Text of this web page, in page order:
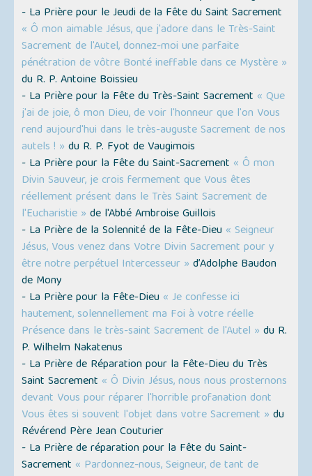
- La Prière pour le Jeudi de la Fête du Saint Sacrement
« Ô mon aimable Jésus, que j'adore dans le Très-Saint
Sacrement de l'Autel, donnez-moi une parfaite
pénétration de vôtre Bonté ineffable dans ce Mystère »
du R. P. Antoine Boissieu
- La Prière pour la Fête du Très-Saint Sacrement « Que
j'ai de joie, ô mon Dieu, de voir l'honneur que l'on Vous
rend aujourd'hui dans le très-auguste Sacrement de nos
autels ! » du R. P. Fyot de Vaugimois
- La Prière pour la Fête du Saint-Sacrement « Ô mon
Divin Sauveur, je crois fermement que Vous êtes
réellement présent dans le Très Saint Sacrement de
l'Eucharistie » de l'Abbé Ambroise Guillois
- La Prière de la Solennité de la Fête-Dieu « Seigneur
Jésus, Vous venez dans Votre Divin Sacrement pour y
être notre perpétuel Intercesseur » d’Adolphe Baudon
de Mony
- La Prière pour la Fête-Dieu « Je confesse ici
hautement, solennellement ma Foi à votre réelle
Présence dans le très-saint Sacrement de l'Autel » du R.
P. Wilhelm Nakatenus
- La Prière de Réparation pour la Fête-Dieu du Très
Saint Sacrement « Ô Divin Jésus, nous nous prosternons
devant Vous pour réparer l'horrible profanation dont
Vous êtes si souvent l'objet dans votre Sacrement » du
Révérend Père Jean Couturier
- La Prière de réparation pour la Fête du Saint-
Sacrement « Pardonnez-nous, Seigneur, de tant de